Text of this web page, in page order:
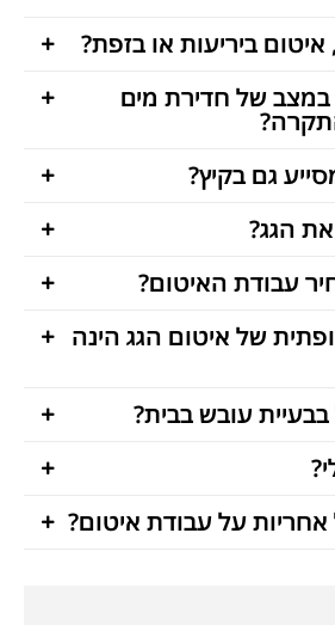
ביריעות או בזפת?
במצב של חדירת מים
גם בקיץ?
את הגג?
עבודת האיטום?
של איטום הגג הינה
עובש בבית?
על עבודת איטום?